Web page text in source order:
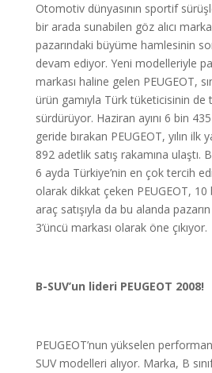
Otomotiv dünyasının sportif
bir arada sunabilen göz alıcı
pazarındaki büyüme hamlesinin
devam ediyor. Yeni modelleriyle
markası haline gelen PEUGEOT,
ürün gamıyla Türk tüketicisinin de
sürdürüyor. Haziran ayını 6 bin
geride bırakan PEUGEOT, yılın ilk
892 adetlik satış rakamına ulaştı.
6 ayda Türkiye’nin en çok tercih
olarak dikkat çeken PEUGEOT,
araç satışıyla da bu alanda
3’üncü markası olarak öne çıkıyor.
B-SUV’un lideri PEUGEOT 2008!
PEUGEOT’nun yükselen
SUV modelleri alıyor. Marka, B